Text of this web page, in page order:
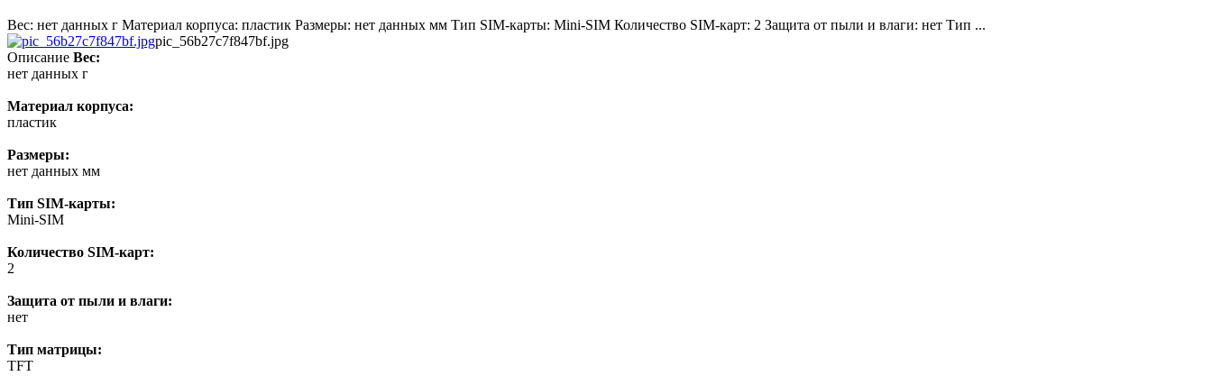
Вес: нет данных г Материал корпуса: пластик Размеры: нет данных мм Тип SIM-карты: Mini-SIM Количество SIM-карт: 2 Защита от пыли и влаги: нет Тип ...
pic_56b27c7f847bf.jpg
Описание Вес:
нет данных г
Материал корпуса:
пластик
Размеры:
нет данных мм
Тип SIM-карты:
Mini-SIM
Количество SIM-карт:
2
Защита от пыли и влаги:
нет
Тип матрицы:
TFT